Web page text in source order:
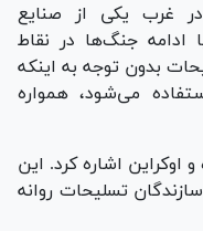
غرب یکی از صنایع
ادامه جنگ‌ها در نقاط
بدون توجه به اینکه
می‌شود، همواره
اشاره کرد. این
تسلیحات روانه